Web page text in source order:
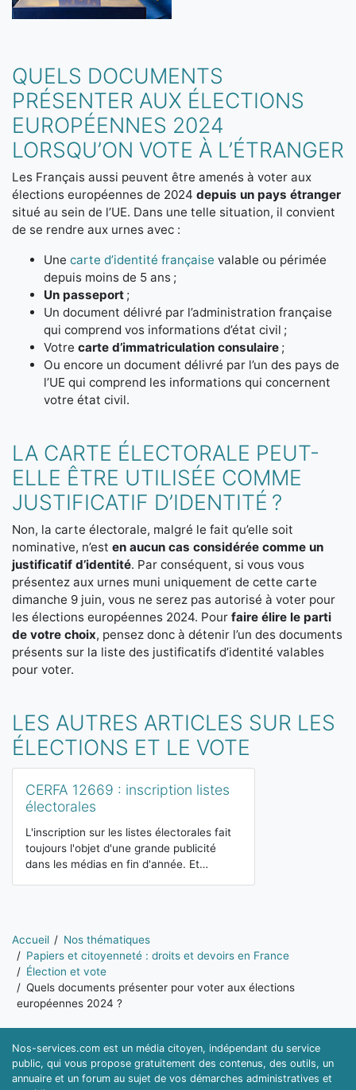
QUELS DOCUMENTS
PRÉSENTER AUX ÉLECTIONS
EUROPÉENNES 2024
LORSQU’ON VOTE À L’ÉTRANGER
Les Français aussi peuvent être amenés à voter aux
élections européennes de 2024 depuis un pays étranger
situé au sein de l’UE. Dans une telle situation, il convient
de se rendre aux urnes avec :
Une carte d’identité française valable ou périmée
depuis moins de 5 ans ;
Un passeport ;
Un document délivré par l’administration française
qui comprend vos informations d’état civil ;
Votre carte d’immatriculation consulaire ;
Ou encore un document délivré par l’un des pays de
l’UE qui comprend les informations qui concernent
votre état civil.
LA CARTE ÉLECTORALE PEUT-
ELLE ÊTRE UTILISÉE COMME
JUSTIFICATIF D’IDENTITÉ ?
Non, la carte électorale, malgré le fait qu’elle soit
nominative, n’est en aucun cas considérée comme un
justificatif d’identité. Par conséquent, si vous vous
présentez aux urnes muni uniquement de cette carte
dimanche 9 juin, vous ne serez pas autorisé à voter pour
les élections européennes 2024. Pour faire élire le parti
de votre choix, pensez donc à détenir l’un des documents
présents sur la liste des justificatifs d’identité valables
pour voter.
LES AUTRES ARTICLES SUR LES
ÉLECTIONS ET LE VOTE
CERFA 12669 : inscription listes
électorales
L'inscription sur les listes électorales fait
toujours l'objet d'une grande publicité
dans les médias en fin d'année. Et…
Vous êtes ici:
Accueil
Nos thématiques
Papiers et citoyenneté : droits et devoirs en France
Élection et vote
Quels documents présenter pour voter aux élections
européennes 2024 ?
Nos-services.com est un média citoyen, indépendant du service
public, qui vous propose gratuitement des contenus, des outils, un
annuaire et un forum au sujet de vos démarches administratives et